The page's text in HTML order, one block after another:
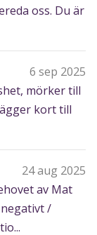
oss. Du är
6 sep 2025
mörker till
kort till
24 aug 2025
av Mat
/